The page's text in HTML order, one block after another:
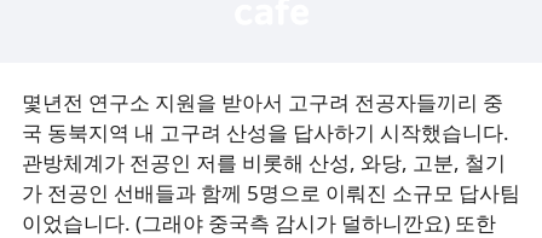
게
게
몇년전 연구소 지원을 받아서 고구려 전공자들끼리 중
국 동북지역 내 고구려 산성을 답사하기 시작했습니다.
관방체계가 전공인 저를 비롯해 산성, 와당, 고분, 철기
가 전공인 선배들과 함께 5명으로 이뤄진 소규모 답사팀
이었습니다. (그래야 중국측 감시가 덜하니깐요) 또한